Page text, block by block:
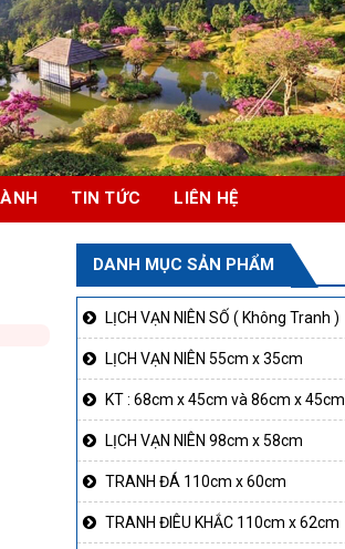
TIN TỨC LIÊN HỆ
DANH MỤC SẢN PHẨM
LỊCH VẠN NIÊN SỐ ( Không Tranh )
LỊCH VẠN NIÊN 55cm x 35cm
KT : 68cm x 45cm và 86cm x 45cm
LỊCH VẠN NIÊN 98cm x 58cm
TRANH ĐÁ 110cm x 60cm
TRANH ĐIÊU KHẮC 110cm x 62cm